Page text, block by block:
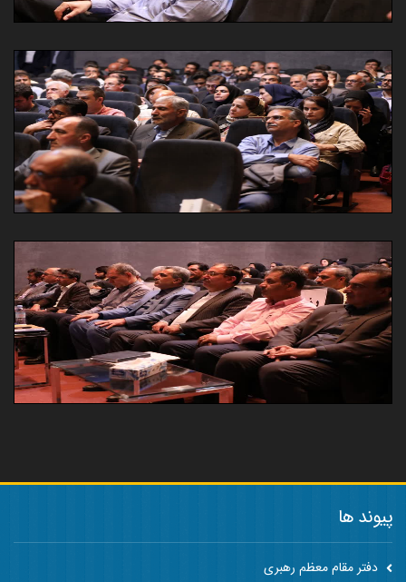
پیوند ها
دفتر مقام معظم رهبری